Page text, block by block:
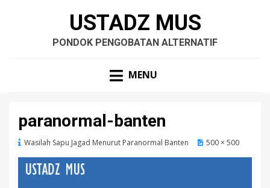
USTADZ MUS
PONDOK PENGOBATAN ALTERNATIF
MENU
paranormal-banten
Wasilah Sapu Jagad Menurut Paranormal Banten 500 × 500